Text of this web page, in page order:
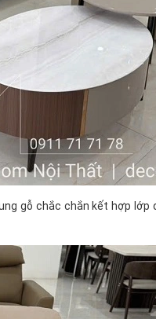
gỗ chắc chắn kết hợp